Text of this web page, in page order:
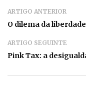
ARTIGO ANTERIOR
O dilema da
ARTIGO SEGUINTE
Pink Tax: a